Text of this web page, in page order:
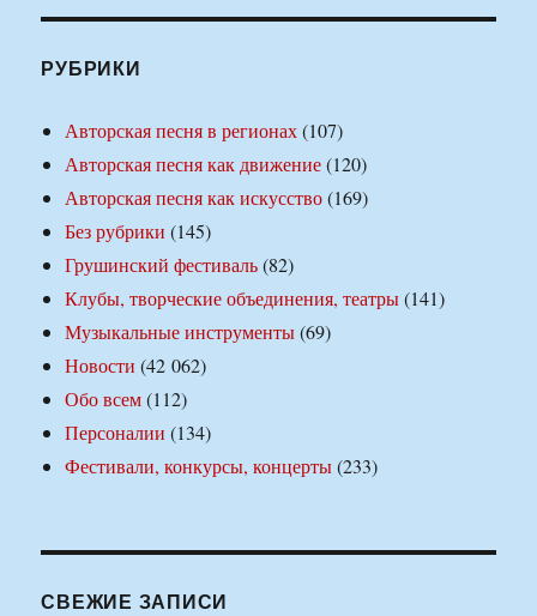
РУБРИКИ
Авторская песня в регионах(107)
Авторская песня как движение(120)
Авторская песня как искусство(169)
Без рубрики (145)
Грушинский фестиваль(82)
Клубы, творческие объединения, театры(141)
Музыкальные инструменты(69)
Новости (42 062)
Обо всем(112)
Персоналии (134)
Фестивали, конкурсы, концерты(233)
СВЕЖИЕ ЗАПИСИ